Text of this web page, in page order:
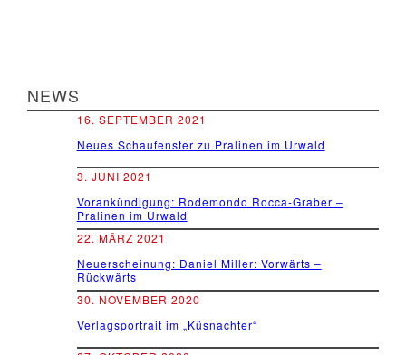
NEWS
16. SEPTEMBER 2021
Neues Schaufenster zu Pralinen im Urwald
3. JUNI 2021
Vorankündigung: Rodemondo Rocca-Graber –
Pralinen im Urwald
22. MÄRZ 2021
Neuerscheinung: Daniel Miller: Vorwärts –
Rückwärts
30. NOVEMBER 2020
Verlagsportrait im „Küsnachter“